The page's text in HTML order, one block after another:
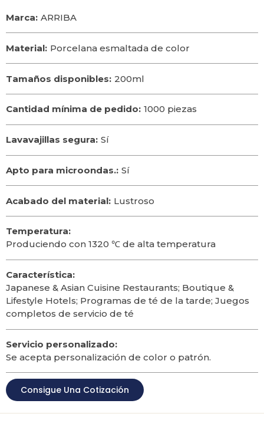
Marca: ARRIBA
Material: Porcelana esmaltada de color
Tamaños disponibles: 200ml
Cantidad mínima de pedido: 1000 piezas
Lavavajillas segura: Sí
Apto para microondas.: Sí
Acabado del material: Lustroso
Temperatura:
Produciendo con 1320 ℃ de alta temperatura
Característica:
Japanese & Asian Cuisine Restaurants; Boutique &
Lifestyle Hotels; Programas de té de la tarde; Juegos
completos de servicio de té
Servicio personalizado:
Se acepta personalización de color o patrón.
Consigue Una Cotización